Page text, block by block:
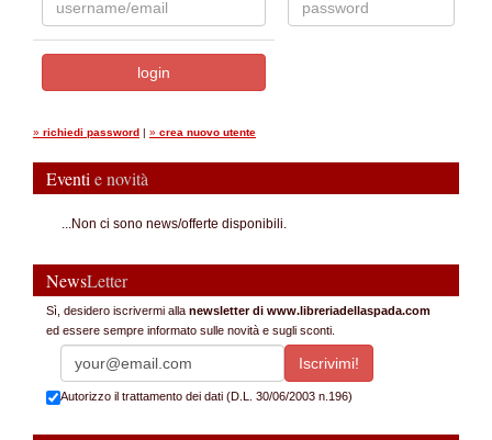
» richiedi password | » crea nuovo utente
Eventi e novità
...Non ci sono news/offerte disponibili.
NewsLetter
Sì, desidero iscrivermi alla newsletter di www.libreriadellaspada.com
ed essere sempre informato sulle novità e sugli sconti.
Autorizzo il trattamento dei dati (D.L. 30/06/2003 n.196)